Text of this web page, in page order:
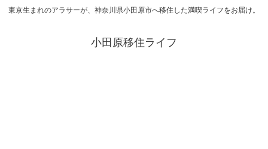
東京生まれのアラサーが、神奈川県小田原市へ移住した満喫ライフをお届け。
小田原移住ライフ